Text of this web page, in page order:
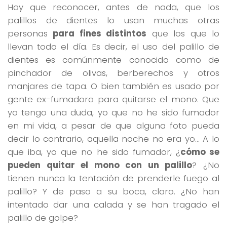
Hay que reconocer, antes de nada, que los
palillos de dientes lo usan muchas otras
personas para fines distintos que los que lo
llevan todo el día. Es decir, el uso del palillo de
dientes es comúnmente conocido como de
pinchador de olivas, berberechos y otros
manjares de tapa. O bien también es usado por
gente ex-fumadora para quitarse el mono. Que
yo tengo una duda, yo que no he sido fumador
en mi vida, a pesar de que alguna foto pueda
decir lo contrario, aquella noche no era yo… A lo
que iba, yo que no he sido fumador, ¿cómo se
pueden quitar el mono con un palillo? ¿No
tienen nunca la tentación de prenderle fuego al
palillo? Y de paso a su boca, claro. ¿No han
intentado dar una calada y se han tragado el
palillo de golpe?